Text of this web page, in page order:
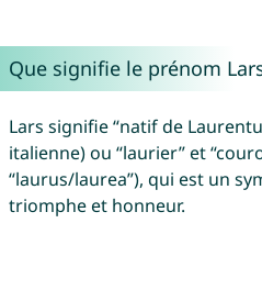
Que signifie le prénom
Lars signifie “natif de
italienne) ou “laurier” et
“laurus/laurea”), qui est un
triomphe et honneur.